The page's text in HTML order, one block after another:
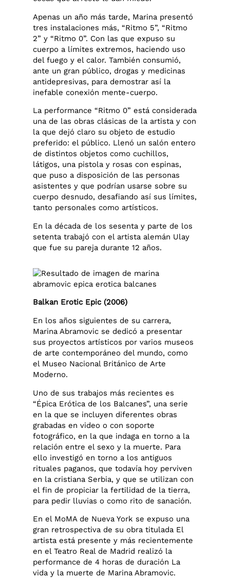
Apenas un año más tarde, Marina presentó
tres instalaciones más, “Ritmo 5”, “Ritmo
2” y “Ritmo 0”. Con las que expuso su
cuerpo a límites extremos, haciendo uso
del fuego y el calor. También consumió,
ante un gran público, drogas y medicinas
antidepresivas, para demostrar así la
inefable conexión mente-cuerpo.
La performance “Ritmo 0” está considerada
una de las obras clásicas de la artista y con
la que dejó claro su objeto de estudio
preferido: el público. Llenó un salón entero
de distintos objetos como cuchillos,
látigos, una pistola y rosas con espinas,
que puso a disposición de las personas
asistentes y que podrían usarse sobre su
cuerpo desnudo, desafiando así sus límites,
tanto personales como artísticos.
En la década de los sesenta y parte de los
setenta trabajó con el artista alemán Ulay
que fue su pareja durante 12 años.
Balkan Erotic Epic (2006)
En los años siguientes de su carrera,
Marina Abramovic se dedicó a presentar
sus proyectos artísticos por varios museos
de arte contemporáneo del mundo, como
el Museo Nacional Británico de Arte
Moderno.
Uno de sus trabajos más recientes es
“Épica Erótica de los Balcanes”, una serie
en la que se incluyen diferentes obras
grabadas en video o con soporte
fotográfico, en la que indaga en torno a la
relación entre el sexo y la muerte. Para
ello investigó en torno a los antiguos
rituales paganos, que todavía hoy perviven
en la cristiana Serbia, y que se utilizan con
el fin de propiciar la fertilidad de la tierra,
para pedir lluvias o como rito de sanación.
En el MoMA de Nueva York se expuso una
gran retrospectiva de su obra titulada El
artista está presente y más recientemente
en el Teatro Real de Madrid realizó la
performance de 4 horas de duración La
vida y la muerte de Marina Abramovic.